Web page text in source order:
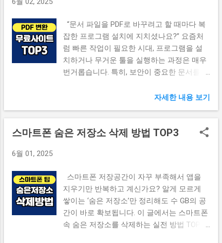
업무 상황에 따라 다양한 편집 기능이 필요하죠. 이런 이유로,
무료 PDF 변환 사이트를 선택할 때는 아래와 같은 기준을 반
드시 고려해야 합니다. ✔ 주요 선택 기준 정리 회원가입 없이
바로 사용 가능한가? 업로드 용량 제한이 낮지 않은가? 이미
지, PPT, Excel 등 다양한 포맷 지원 여부 다운로드 보안 및 자
을 만족하는 무료 사이트를 고르면, 클릭 몇 번으로 누구나 쉽
게 PDF 파일을 만들 수 있습니다. 그렇다면 어떤 사이트가 이
러한 조건을 충족하는지, 지금부터 하나씩 살펴보겠습니다.
📌 카카오톡 필수 설정 꿀팁 10가지 보기 [2] ILovePDF – 다기
“문서 파일을 PDF로 바꾸려고 할 때마다 복
잡한 프로그램 설치에 지치셨나요?” 요즘처
럼 빠른 작업이 필요한 시대, 프로그램을 설
치하거나 무거운 툴을 실행하는 과정은 매우
번거롭습니다. 특히, 보안이 중요한 문서를 다
무엇보다 중요하죠. 이 글에서는 설치 없이
PDF 변환 사이트 TOP3를 소개합니다. 📌 스
마트폰으로 전자증명서 발급받기 📌 목차
묻는 질문 (FAQ) [1] PDF 변환 사이트 선택 기
준 PDF 파일로 변환할 때 단순히 포맷을 바꾸
는 것 이상의 기능이 필요한 경우가 많습니
다. 예를 들어, 여러 파일을 하나로 합치거나 ,
보안 설정 , 워터마크 제거 , 압축 등 업무 상
자세한 내용 보기
스마트폰 숨은 저장소 삭제 방법 TOP3
6월 01, 2025
스마트폰 저장공간이 자꾸 부족해서 앱을
지우기만 반복하고 계신가요? 알게 모르게
쌓이는 ‘숨은 저장소’만 정리해도 수 GB의 공
간이 바로 확보됩니다. 이 글에서는 스마트폰
속 숨은 저장소를 삭제하는 실전 방법 TOP3